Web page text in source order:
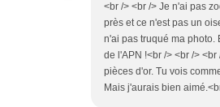
<br /> <br /> Je n'ai pas
près et ce n'est pas un
n'ai pas truqué ma photo.
de l'APN !<br /> <br />
pièces d'or. Tu vois
Mais j'aurais bien